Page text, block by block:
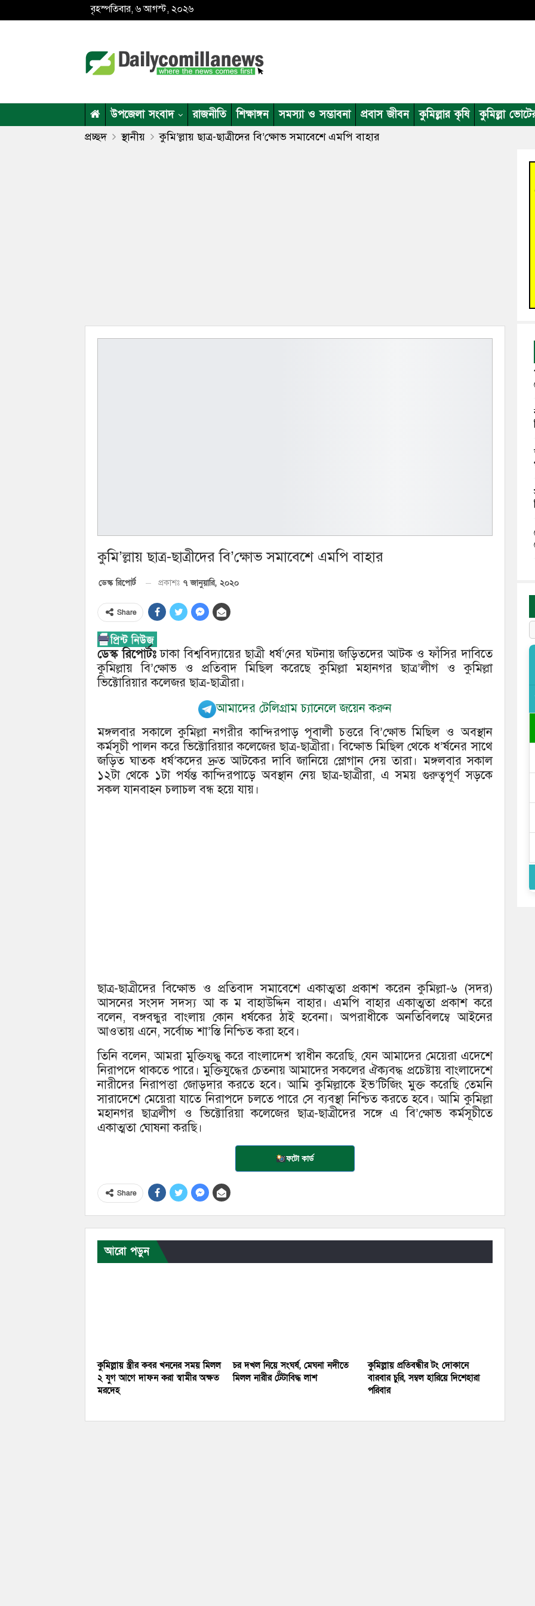
বৃহস্পতিবার, ৬ আগস্ট, ২০২৬
উপজেলা সংবাদ রাজনীতি শিক্ষাঙ্গন সমস্যা ও সম্ভাবনা প্রবাস জীবন কুমিল্লার কৃষি কুমিল্লা
প্রচ্ছদ স্থানীয় কুমি’ল্লায় ছাত্র-ছাত্রীদের বি’ক্ষোভ সমাবেশে এমপি বাহার
কুমি’ল্লায় ছাত্র-ছাত্রীদের বি’ক্ষোভ সমাবেশে এমপি বাহার
ডেস্ক রিপোর্ট প্রকাশঃ ৭ জানুয়ারি, ২০২০
Share
ডেস্ক রিপোর্টঃঢাকা বিশ্ববিদ্যায়ের ছাত্রী ধর্ষ’নের ঘটনায় জড়িতদের আটক ও ফাঁসির দাবিতে
কুমিল্লায় বি’ক্ষোভ ও প্রতিবাদ মিছিল করেছে কুমিল্লা মহানগর ছাত্র’লীগ ও কুমিল্লা
ভিক্টোরিয়ার কলেজর ছাত্র-ছাত্রীরা।
আমাদের টেলিগ্রাম চ্যানেলে জয়েন করুন
মঙ্গলবার সকালে কুমিল্লা নগরীর কান্দিরপাড় পূবালী চত্তরে বি’ক্ষোভ মিছিল ও অবস্থান
কর্মসূচী পালন করে ভিক্টোরিয়ার কলেজের ছাত্র-ছাত্রীরা। বিক্ষোভ মিছিল থেকে ধ’র্ষনের সাথে
জড়িত ঘাতক ধর্ষ’কদের দ্রুত আটকের দাবি জানিয়ে স্লোগান দেয় তারা। মঙ্গলবার সকাল
১২টা থেকে ১টা পর্যন্ত কান্দিরপাড়ে অবস্থান নেয় ছাত্র-ছাত্রীরা, এ সময় গুরুত্বপূর্ণ সড়কে
সকল যানবাহন চলাচল বন্ধ হয়ে যায়।
ছাত্র-ছাত্রীদের বিক্ষোভ ও প্রতিবাদ সমাবেশে একাত্মতা প্রকাশ করেন কুমিল্লা-৬ (সদর)
আসনের সংসদ সদস্য আ ক ম বাহাউদ্দিন বাহার। এমপি বাহার একাত্মতা প্রকাশ করে
বলেন, বঙ্গবন্ধুর বাংলায় কোন ধর্ষকের ঠাই হবেনা। অপরাধীকে অনতিবিলম্বে আইনের
আওতায় এনে, সর্বোচ্চ শা’স্তি নিশ্চিত করা হবে।
তিনি বলেন, আমরা মুক্তিয্দ্ধু করে বাংলাদেশ স্বাধীন করেছি, যেন আমাদের মেয়েরা এদেশে
নিরাপদে থাকতে পারে। মুক্তিযুদ্ধের চেতনায় আমাদের সকলের ঐক্যবদ্ধ প্রচেষ্টায় বাংলাদেশে
নারীদের নিরাপত্তা জোড়দার করতে হবে। আমি কুমিল্লাকে ইভ’টিজিং মুক্ত করেছি তেমনি
সারাদেশে মেয়েরা যাতে নিরাপদে চলতে পারে সে ব্যবস্থা নিশ্চিত করতে হবে। আমি কুমিল্লা
মহানগর ছাত্রলীগ ও ভিক্টোরিয়া কলেজের ছাত্র-ছাত্রীদের সঙ্গে এ বি’ক্ষোভ কর্মসূচীতে
একাত্মতা ঘোষনা করছি।
ফটো কার্ড
Share
আরো পড়ুন
কুমিল্লায় স্ত্রীর কবর খননের সময় মিলল
২ যুগ আগে দাফন করা স্বামীর অক্ষত
মরদেহ
চর দখল নিয়ে সংঘর্ষ, মেঘনা নদীতে
মিলল নারীর টেঁটাবিদ্ধ লাশ
কুমিল্লায় প্রতিবন্ধীর টং দোকানে
বারবার চুরি, সম্বল হারিয়ে দিশেহারা
পরিবার